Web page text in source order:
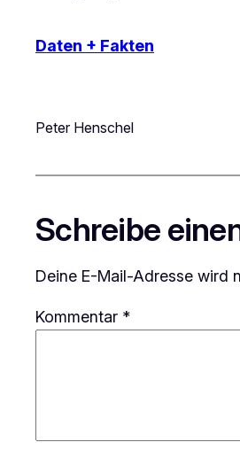
Daten + Fakten
Peter Henschel
Schreibe
Deine E-Mail-Adresse wird
Kommentar *